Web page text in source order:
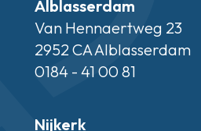
Alblasserdam
Van Hennaertweg 23
2952 CA Alblasserdam
0184 - 41 00 81
Nijkerk